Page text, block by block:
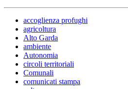
accoglienza profughi
agricoltura
Alto Garda
ambiente
Autonomia
circoli territoriali
Comunali
comunicati stampa